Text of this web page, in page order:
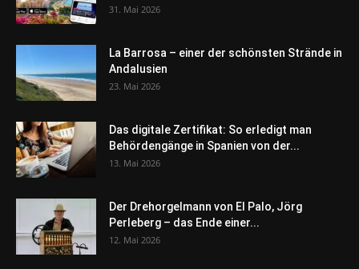
31. Mai 2026
La Barrosa – einer der schönsten Strände in
Andalusien
23. Mai 2026
Das digitale Zertifikat: So erledigt man
Behördengänge in Spanien von der...
13. Mai 2026
Der Drehorgelmann von El Palo, Jörg
Perleberg – das Ende einer...
12. Mai 2026